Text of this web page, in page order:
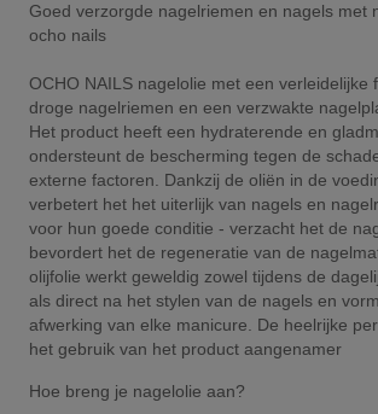
Goed verzorgde nagelriemen en nagels met
ocho nails
OCHO NAILS nagelolie met een verleidelijke
droge nagelriemen en een verzwakte
Het product heeft een hydraterende en
ondersteunt de bescherming tegen de
externe factoren. Dankzij de oliën in de
verbetert het het uiterlijk van nagels en
voor hun goede conditie - verzacht het de
bevordert het de regeneratie van de
olijfolie werkt geweldig zowel tijdens de
als direct na het stylen van de nagels en
afwerking van elke manicure. De heelrijke
het gebruik van het product aangenamer
Hoe breng je nagelolie aan?